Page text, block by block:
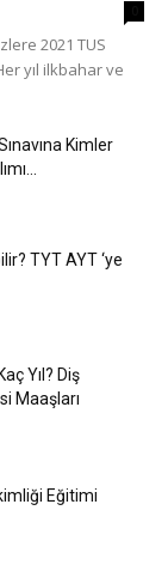
2021 TUS
yıl ilkbahar ve
Kimler
TYT AYT ‘ye
Yıl? Diş
Maaşları
Eğitimi